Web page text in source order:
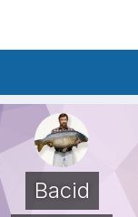
Bacid